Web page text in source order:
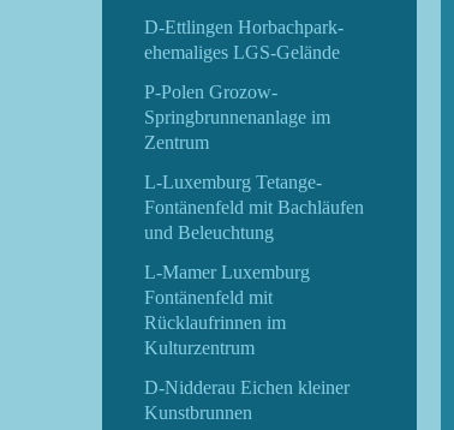
D-Ettlingen Horbachpark-
ehemaliges LGS-Gelände
P-Polen Grozow-
Springbrunnenanlage im
Zentrum
L-Luxemburg Tetange-
Fontänenfeld mit Bachläufen
und Beleuchtung
L-Mamer Luxemburg
Fontänenfeld mit
Rücklaufrinnen im
Kulturzentrum
D-Nidderau Eichen kleiner
Kunstbrunnen